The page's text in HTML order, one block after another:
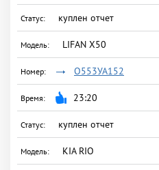
куплен отчет
LIFAN X50
О553УА152
23:20
куплен отчет
KIA RIO